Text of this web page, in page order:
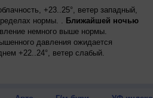
+23..25°, ветер западный,
нормы. . Ближайшей ночью
немного выше нормы.
давления ожидается
+22..24°, ветер слабый.